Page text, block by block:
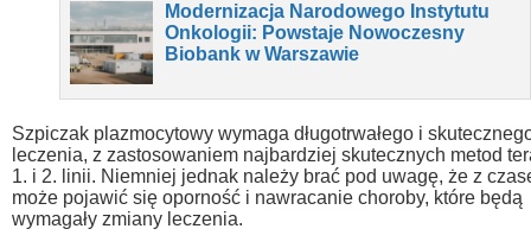
Modernizacja Narodowego Instytutu
Onkologii: Powstaje Nowoczesny
Biobank w Warszawie
Szpiczak plazmocytowy wymaga długotrwałego i
leczenia, z zastosowaniem najbardziej skutecznych metod
1. i 2. linii. Niemniej jednak należy brać pod uwagę, że z
może pojawić się oporność i nawracanie choroby, które będą
wymagały zmiany leczenia.